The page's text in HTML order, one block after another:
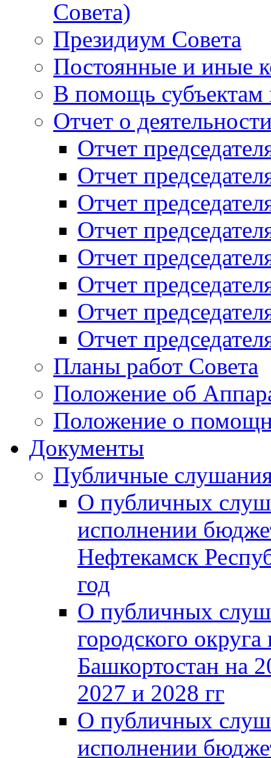
Совета)
Президиум Совета
Постоянные и иные
В помощь субъектам
Отчет о
Отчет
Отчет
Отчет
Отчет
Отчет
Отчет
Отчет
Отчет
Планы работ Совета
Положение об
Положение о
Документы
Публичные
О публичных
исполнении
Нефтекамск
год
О публичных
городского
Башкортостан на
2027 и 2028 гг
О публичных
исполнении